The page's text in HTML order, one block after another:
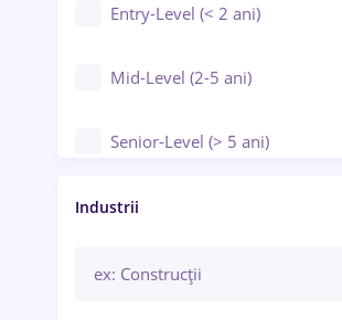
Entry-Level (< 2 ani)
Mid-Level (2-5 ani)
Senior-Level (> 5 ani)
Manager / Executiv
Industrii